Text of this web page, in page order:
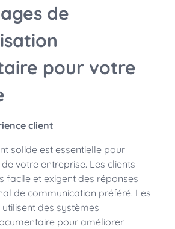
de
pour votre
client
solide est essentielle pour
votre entreprise. Les clients
facile et exigent des réponses
de communication préféré. Les
des systèmes
pour améliorer